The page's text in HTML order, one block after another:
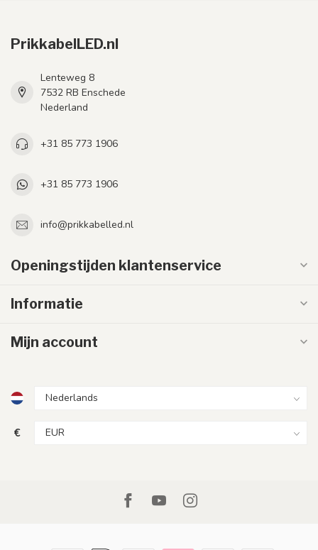
PrikkabelLED.nl
Lenteweg 8
7532 RB Enschede
Nederland
+31 85 773 1906
+31 85 773 1906
info@prikkabelled.nl
Openingstijden klantenservice
Informatie
Mijn account
€